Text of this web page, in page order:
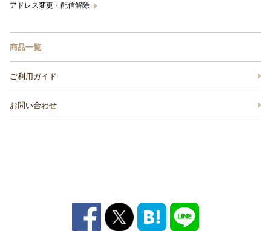
アドレス変更・配信解除
商品一覧
ご利用ガイド
お問い合わせ